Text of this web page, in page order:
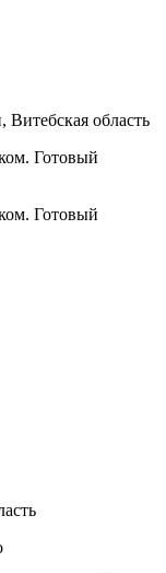
Витебская область
Готовый
Готовый